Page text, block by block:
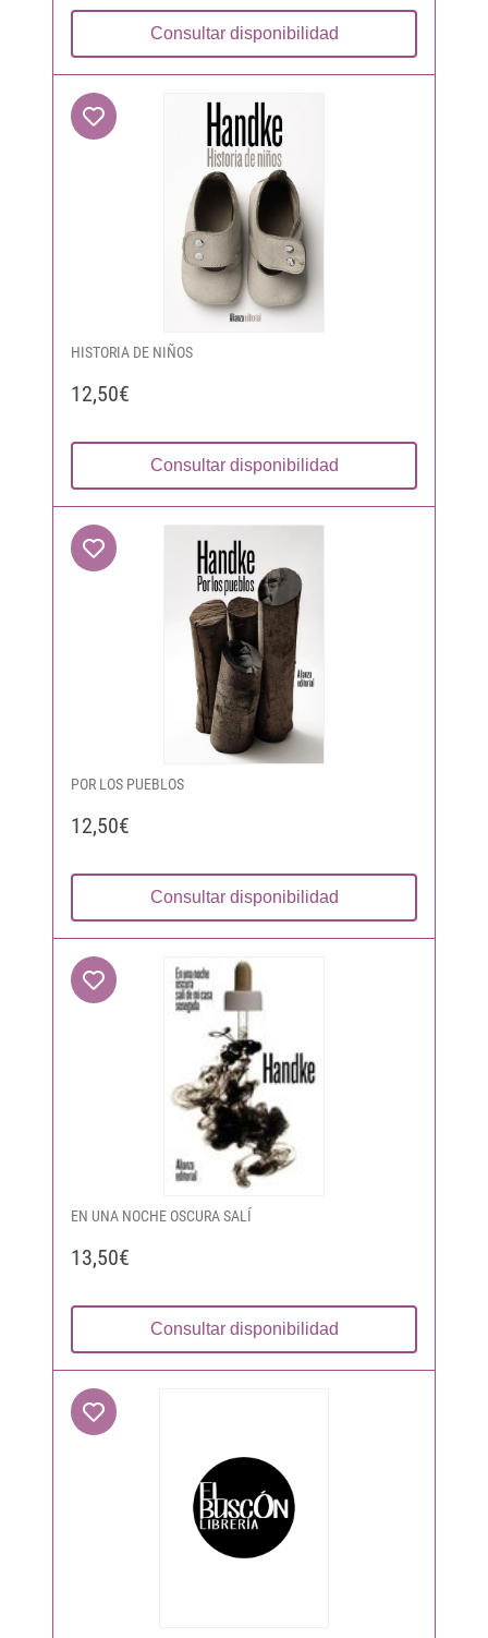
Consultar disponibilidad
HISTORIA DE NIÑOS
12,50€
Consultar disponibilidad
POR LOS PUEBLOS
12,50€
Consultar disponibilidad
EN UNA NOCHE OSCURA SALÍ
13,50€
Consultar disponibilidad